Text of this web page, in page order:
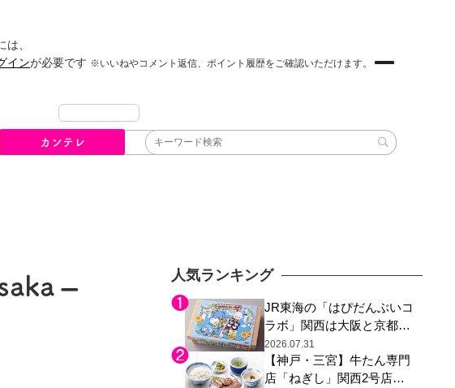
、
インが必要です ※いいねやコメント返信、ポイント履歴をご確認いただけます。
カンテレ
–
人気ランキング
JR東海の「はぴだんぶいコ
ラボ」関西は大阪と京都の
み、日焼けしたポチャッコ
らサンリオキャラが描かれ
た駅弁やグッズが登場
2026.07.31
【神戸・三宮】牛たん専門
店「ねぎし」関西2号店が